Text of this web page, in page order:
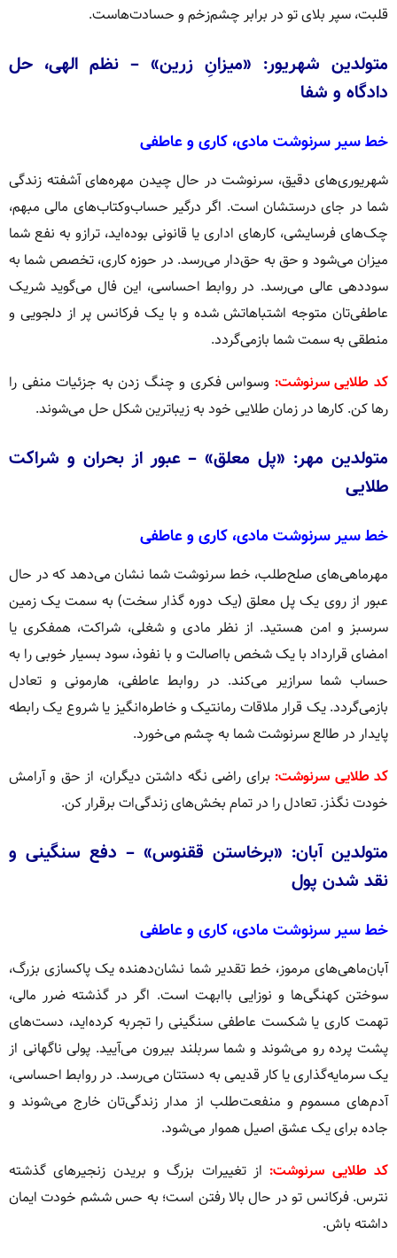
قلبت، سپر بلای تو در برابر چشم‌زخم و حسادت‌هاست.
متولدین شهریور: «میزانِ زرین» – نظم الهی، حل
دادگاه و شفا
خط سیر سرنوشت مادی، کاری و عاطفی
شهریوری‌های دقیق، سرنوشت در حال چیدن مهره‌های آشفته زندگی
شما در جای درستشان است. اگر درگیر حساب‌وکتاب‌های مالی مبهم،
چک‌های فرسایشی، کارهای اداری یا قانونی بوده‌اید، ترازو به نفع شما
میزان می‌شود و حق به حق‌دار می‌رسد. در حوزه کاری، تخصص شما به
سوددهی عالی می‌رسد. در روابط احساسی، این فال می‌گوید شریک
عاطفی‌تان متوجه اشتباهاتش شده و با یک فرکانس پر از دلجویی و
منطقی به سمت شما بازمی‌گردد.
کد طلایی سرنوشت: وسواس فکری و چنگ زدن به جزئیات منفی را
رها کن. کارها در زمان طلایی خود به زیباترین شکل حل می‌شوند.
متولدین مهر: «پل معلق» – عبور از بحران و شراکت
طلایی
خط سیر سرنوشت مادی، کاری و عاطفی
مهرماهی‌های صلح‌طلب، خط سرنوشت شما نشان می‌دهد که در حال
عبور از روی یک پل معلق (یک دوره گذار سخت) به سمت یک زمین
سرسبز و امن هستید. از نظر مادی و شغلی، شراکت، همفکری یا
امضای قرارداد با یک شخص بااصالت و با نفوذ، سود بسیار خوبی را به
حساب شما سرازیر می‌کند. در روابط عاطفی، هارمونی و تعادل
بازمی‌گردد. یک قرار ملاقات رمانتیک و خاطره‌انگیز یا شروع یک رابطه
پایدار در طالع سرنوشت شما به چشم می‌خورد.
کد طلایی سرنوشت: برای راضی نگه داشتن دیگران، از حق و آرامش
خودت نگذز. تعادل را در تمام بخش‌های زندگی‌ات برقرار کن.
متولدین آبان: «برخاستن ققنوس» – دفع سنگینی و
نقد شدن پول
خط سیر سرنوشت مادی، کاری و عاطفی
آبان‌ماهی‌های مرموز، خط تقدیر شما نشان‌دهنده یک پاکسازی بزرگ،
سوختن کهنگی‌ها و نوزایی باابهت است. اگر در گذشته ضرر مالی،
تهمت کاری یا شکست عاطفی سنگینی را تجربه کرده‌اید، دست‌های
پشت پرده رو می‌شوند و شما سربلند بیرون می‌آیید. پولی ناگهانی از
یک سرمایه‌گذاری یا کار قدیمی به دستتان می‌رسد. در روابط احساسی،
آدم‌های مسموم و منفعت‌طلب از مدار زندگی‌تان خارج می‌شوند و
جاده برای یک عشق اصیل هموار می‌شود.
کد طلایی سرنوشت: از تغییرات بزرگ و بریدن زنجیرهای گذشته
نترس. فرکانس تو در حال بالا رفتن است؛ به حس ششم خودت ایمان
داشته باش.